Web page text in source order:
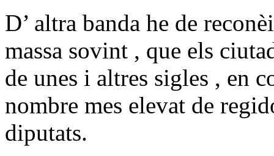
D’ altra banda he de
massa sovint , que els
de unes i altres sigles , en
nombre mes elevat de
diputats.